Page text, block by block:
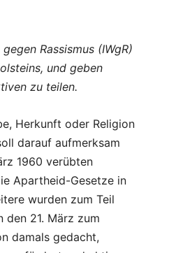
Rassismus (IWgR)
und geben
zu teilen.
Herkunft oder Religion
darauf aufmerksam
1960 verübten
Apartheid-Gesetze in
wurden zum Teil
den 21. März zum
damals gedacht,